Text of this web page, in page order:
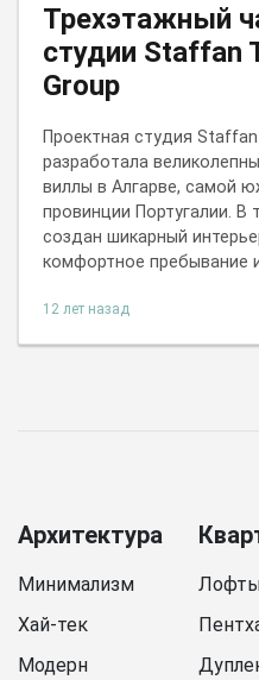
Трехэтажный
студии Staffan
Group
Проектная студия
разработала
виллы в Алгарве, самой
провинции Португалии. В
создан шикарный
комфортное пребывание
12 лет назад
Архитектура
Минимализм
Хай-тек
Модерн